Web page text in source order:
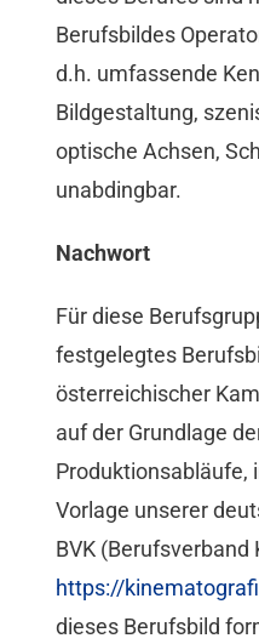
Berufsbildes
d.h. umfassende
Bildgestaltung,
optische Achsen,
unabdingbar.
Nachwort
Für diese
festgelegtes
österreichischer
auf der Grundlage
Produktionsabläufe,
Vorlage unserer
BVK (Berufsverband
https://
dieses Berufsbild